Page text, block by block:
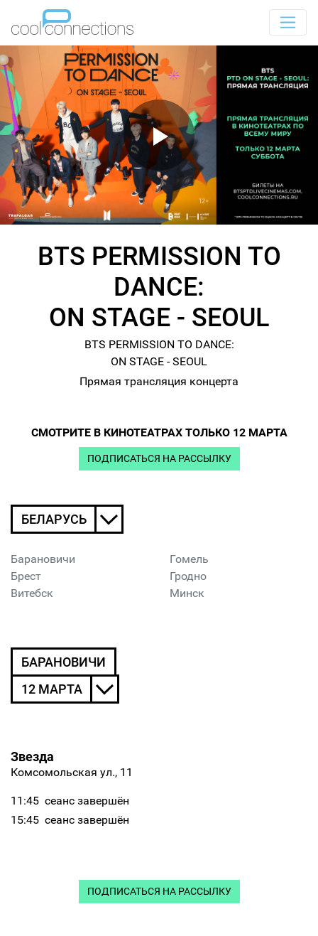
BTS PERMISSION TO
DANCE:
ON STAGE - SEOUL
BTS PERMISSION TO DANCE:
ON STAGE - SEOUL
Прямая трансляция концерта
СМОТРИТЕ В КИНОТЕАТРАХ ТОЛЬКО 12 МАРТА
ПОДПИСАТЬСЯ НА РАССЫЛКУ
БЕЛАРУСЬ
Барановичи
Брест
Витебск
Гомель
Гродно
Минск
БАРАНОВИЧИ
12 МАРТА
Звезда
Комсомольская ул., 11
11:45 сеанс завершён
15:45 сеанс завершён
ПОДПИСАТЬСЯ НА РАССЫЛКУ